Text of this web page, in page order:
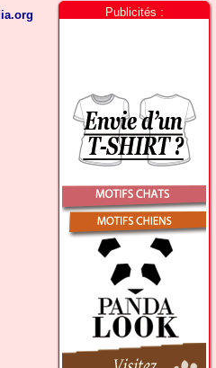
Publicités :